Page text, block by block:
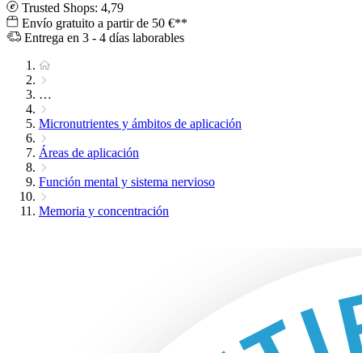
Trusted Shops: 4,79
Envío gratuito a partir de 50 €**
Entrega en 3 - 4 días laborables
…
Micronutrientes y ámbitos de aplicación
Áreas de aplicación
Función mental y sistema nervioso
Memoria y concentración